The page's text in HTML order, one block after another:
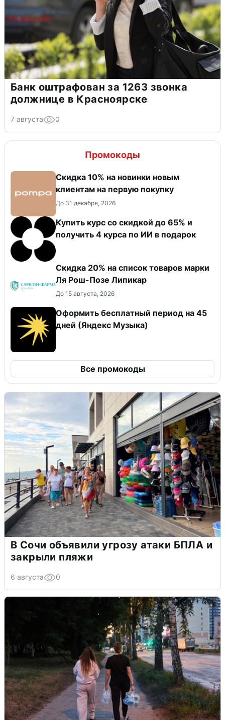
Банк оштрафован за 1263 звонка
должнице в Красноярске
7 августа 0
Промокоды
Скидка 10% на новинки новым
клиентам на первую покупку
До 31 декабря, 2026
Купить курс со скидкой до 65% и
получить 4 курса по ИИ в подарок
Скидка 20% на список товаров марки
Ля Рош-Позе Липикар
До 15 августа, 2026
Оформить бесплатный период на 45
дней (Яндекс Музыка)
Все промокоды
В Сочи объявили угрозу атаки БПЛА и
закрыли пляжи
6 августа 0